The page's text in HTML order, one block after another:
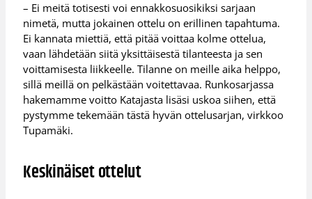
– Ei meitä totisesti voi ennakkosuosikiksi sarjaan
nimetä, mutta jokainen ottelu on erillinen tapahtuma.
Ei kannata miettiä, että pitää voittaa kolme ottelua,
vaan lähdetään siitä yksittäisestä tilanteesta ja sen
voittamisesta liikkeelle. Tilanne on meille aika helppo,
sillä meillä on pelkästään voitettavaa. Runkosarjassa
hakemamme voitto Katajasta lisäsi uskoa siihen, että
pystymme tekemään tästä hyvän ottelusarjan, virkkoo
Tupamäki.
Keskinäiset ottelut